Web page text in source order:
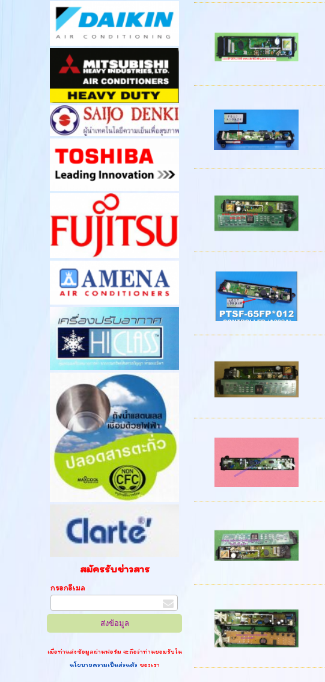
สมัครรับข่าวสาร
กรอกอีเมล
เมื่อท่านส่งข้อมูลผ่านฟอร์ม จะถือว่าท่านยอมรับใน
นโยบายความเป็นส่วนตัว ของเรา